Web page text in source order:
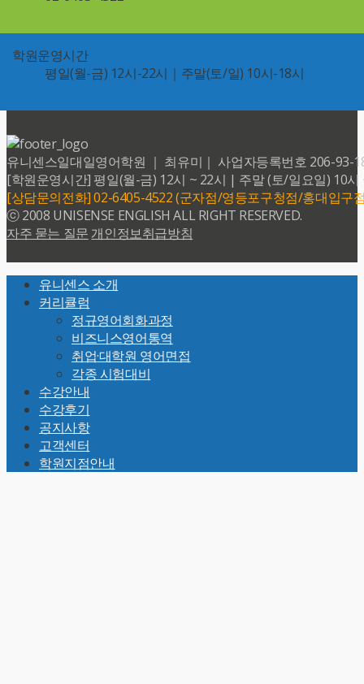
학원운영시간
평일(월-금) 12시-22시｜주말(토/일) 10시-18시
유니센스일대일영어학원 ｜ 최유미｜ 사업자등록번호 206-93-
[학원운영시간] 평일(월-금) 12시 ~ 22시 | 주말 (토/일요일) 10시
[상담문의전화] 02-6405-4522 (군자점/영등포구청점/홍대입구
ⓒ 2008 UNISENSE ENGLISH ALL RIGHT RESERVED.
자주 묻는 질문 개인정보취급방침
Top
유니센스 소개
커리큘럼
정규영어회화과정
비즈니스영어통역
취업·대학원 영어면접
각종 시험대비
수강안내
수강후기
공지사항
고객센터
학원지점안내